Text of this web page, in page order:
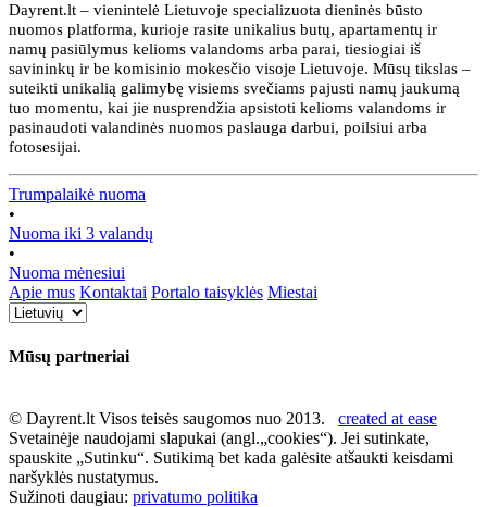
Dayrent.lt – vienintelė Lietuvoje specializuota dieninės būsto
nuomos platforma, kurioje rasite unikalius butų, apartamentų ir
namų pasiūlymus kelioms valandoms arba parai, tiesiogiai iš
savininkų ir be komisinio mokesčio visoje Lietuvoje. Mūsų tikslas –
suteikti unikalią galimybę visiems svečiams pajusti namų jaukumą
tuo momentu, kai jie nusprendžia apsistoti kelioms valandoms ir
pasinaudoti valandinės nuomos paslauga darbui, poilsiui arba
fotosesijai.
Trumpalaikė nuoma
•
Nuoma iki 3 valandų
•
Nuoma mėnesiui
Apie mus Kontaktai Portalo taisyklės Miestai
Mūsų partneriai
© Dayrent.lt Visos teisės saugomos nuo 2013. created at ease
Svetainėje naudojami slapukai (angl.„cookies“). Jei sutinkate,
spauskite „Sutinku“. Sutikimą bet kada galėsite atšaukti keisdami
naršyklės nustatymus.
Sužinoti daugiau: privatumo politika